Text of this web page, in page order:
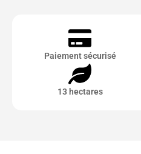
Paiement sécurisé
13 hectares